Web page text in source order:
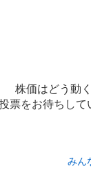
株価はどう動
票をお待ちして
みん